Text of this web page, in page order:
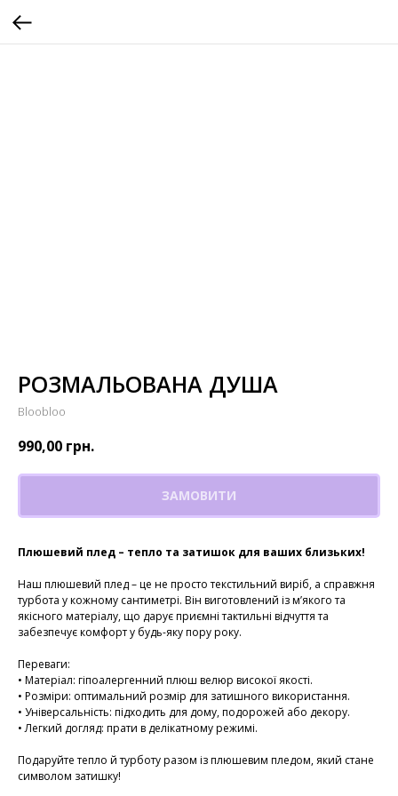
РОЗМАЛЬОВАНА ДУША
Bloobloo
990,00 грн.
ЗАМОВИТИ
Плюшевий плед – тепло та затишок для ваших близьких!
Наш плюшевий плед – це не просто текстильний виріб, а справжня
турбота у кожному сантиметрі. Він виготовлений із м’якого та
якісного матеріалу, що дарує приємні тактильні відчуття та
забезпечує комфорт у будь-яку пору року.
Переваги:
• Матеріал: гіпоалергенний плюш велюр високої якості.
• Розміри: оптимальний розмір для затишного використання.
• Універсальність: підходить для дому, подорожей або декору.
• Легкий догляд: прати в делікатному режимі.
Подаруйте тепло й турботу разом із плюшевим пледом, який стане
символом затишку!